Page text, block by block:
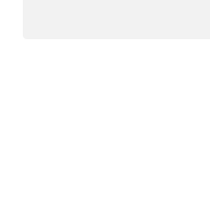
то качество